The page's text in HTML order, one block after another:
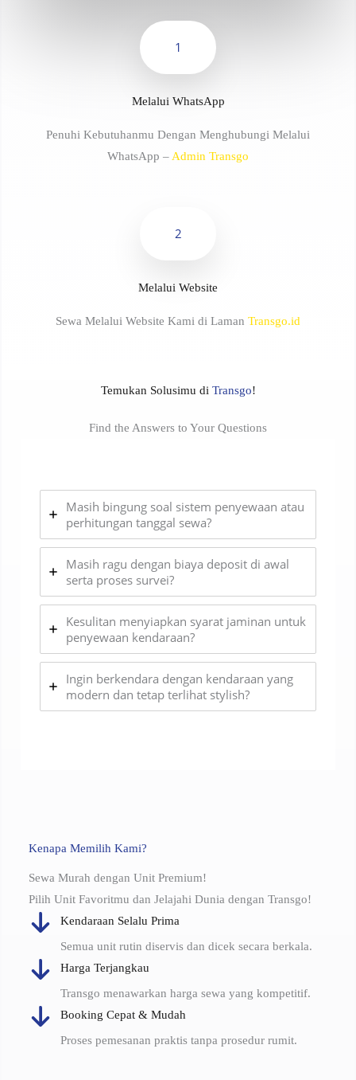
1
Melalui WhatsApp
Penuhi Kebutuhanmu Dengan Menghubungi Melalui
WhatsApp – Admin Transgo
2
Melalui Website
Sewa Melalui Website Kami di Laman Transgo.id
Temukan Solusimu di Transgo!
Find the Answers to Your Questions
Masih bingung soal sistem penyewaan atau
perhitungan tanggal sewa?
Masih ragu dengan biaya deposit di awal
serta proses survei?
Kesulitan menyiapkan syarat jaminan untuk
penyewaan kendaraan?
Ingin berkendara dengan kendaraan yang
modern dan tetap terlihat stylish?
Kenapa Memilih Kami?
Sewa Murah dengan Unit Premium!
Pilih Unit Favoritmu dan Jelajahi Dunia dengan Transgo!
Kendaraan Selalu Prima
Semua unit rutin diservis dan dicek secara berkala.
Harga Terjangkau
Transgo menawarkan harga sewa yang kompetitif.
Booking Cepat & Mudah
Proses pemesanan praktis tanpa prosedur rumit.